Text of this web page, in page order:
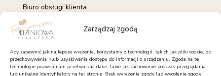
Zarządzaj zgodą
Aby zapewnić jak najlepsze wrażenia, korzystamy z technologii, takich jak pliki cookie, do
przechowywania i/lub uzyskiwania dostępu do informacji o urządzeniu. Zgoda na te
technologie pozwoli nam przetwarzać dane, takie jak zachowanie podczas przeglądania
lub unikalne identyfikatory na tej stronie. Brak wyrażenia zgody lub wycofanie zgody
Biuro obsługi klienta
+48 735 843 843
pon. - pt. 7:00 - 15:00
kontakt@forsomeone.pl